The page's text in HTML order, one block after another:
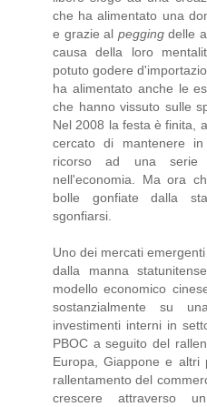
che ha alimentato una
e grazie al peggingdelle
causa della loro
potuto godere
ha alimentato anche le
che hanno vissuto sulle
Nel 2008 la festa è finita,
cercato di mantenere
ricorso ad una serie
nell'economia. Ma ora
bolle gonfiate dalla
sgonfiarsi.
Uno dei mercati
dalla manna
modello economico
sostanzialmente su
investimenti interni in
PBOC a seguito del
Europa, Giappone e altri
rallentamento del
crescere attraverso